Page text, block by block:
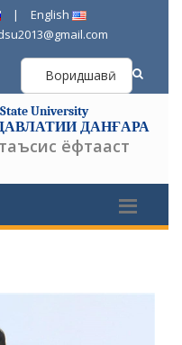
|
English
Воридшавӣ
University
ДАНҒАРА
ёфтааст